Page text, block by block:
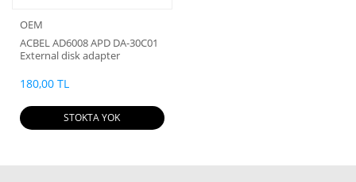
OEM
ACBEL AD6008 APD DA-30C01
External disk adapter
180,00 TL
STOKTA YOK